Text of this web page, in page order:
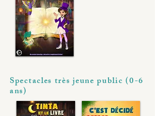
Spectacles très jeune public (0-6
ans)